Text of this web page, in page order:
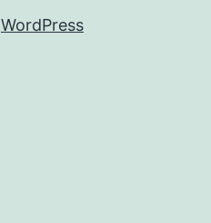
WordPress